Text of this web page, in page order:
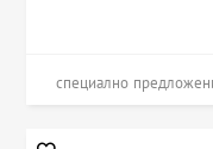
специално